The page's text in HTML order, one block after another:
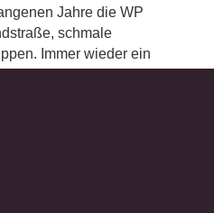
Jahre die WP
schmale
Immer wieder ein